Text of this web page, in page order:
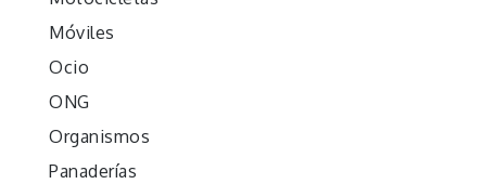
Móviles
Ocio
ONG
Organismos
Panaderías